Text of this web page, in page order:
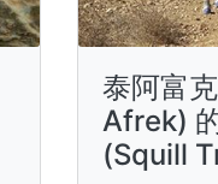
泰阿富
Afrek)
(Squill